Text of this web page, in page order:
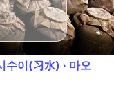
수이(习水) · 마오